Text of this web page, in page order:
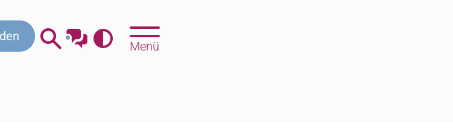
& HilfeGottesdienste
Menü